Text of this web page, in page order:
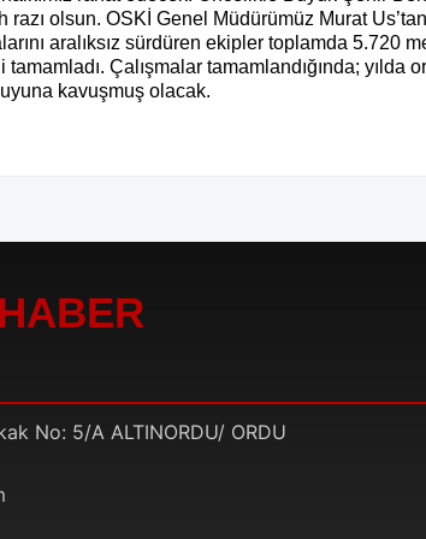
razı olsun. OSKİ Genel Müdürümüz Murat
aralıksız sürdüren ekipler toplamda 5.720
tamamladı. Çalışmalar tamamlandığında; yılda
kavuşmuş olacak.
No: 5/A ALTINORDU/ ORDU